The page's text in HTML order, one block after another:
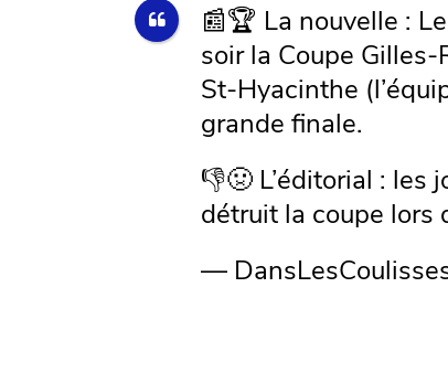
📰🏆 La nouvelle :
soir la Coupe
St-Hyacinthe
grande finale.
👎🤢 L’éditorial :
détruit la coupe lors
—